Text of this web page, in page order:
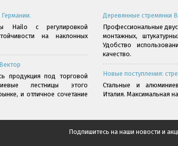
Hailo с регулировкой
на наклонных
продукция под торговой
лестницы этого
и отличное сочетание
Деревянные стремянки
Профессиональные
монтажных,
Удобство
качество.
Новые поступления:
Стальные и
Италия. Максимальная
Подпишитесь на наши новости и